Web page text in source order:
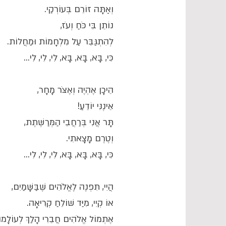
וְאַתָּה זוֹרֵם בְּעוֹרְקַי.
נוֹתֵן בִּי כֹּחַ וְעֹז,
לְהִתְגַּבֵּר עַל מִלְחָמוֹת וּמַחֲלוֹת.
כִּי, בָּא, בָּא, בָּא, לִי, לִי, לִי...
הֵיכָן אֶהְיֶה וְאֶצֹּר מָחָר,
אֵינֶנִּי יוֹדֵעַ!
תָּר אֲנִי בְּרַחֲבֵי הַמְּרַשֶּׁתֶת,
וְטֶרֶם מָצָאתִי.
כִּי, בָּא, בָּא, בָּא, לִי, לִי, לִי...
הֲיִי, תִּפְנֶה לֶאֱלֹהִים שֶׁבַּשָּׁמַיִם,
אוֹ קְיִי, מִיַּד שׁוֹלֵחַ קְרִיאָה.
אֶתְמוֹל אֱלֹהִים חֲבֵרִי הָלַךְ